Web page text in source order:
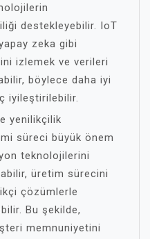
destekleyebilir. IoT
zeka gibi
izlemek ve verileri
böylece daha iyi
iyileştirilebilir.
yenilikçilik
süreci büyük önem
teknolojilerini
üretim sürecini
çözümlerle
Bu şekilde,
memnuniyetini